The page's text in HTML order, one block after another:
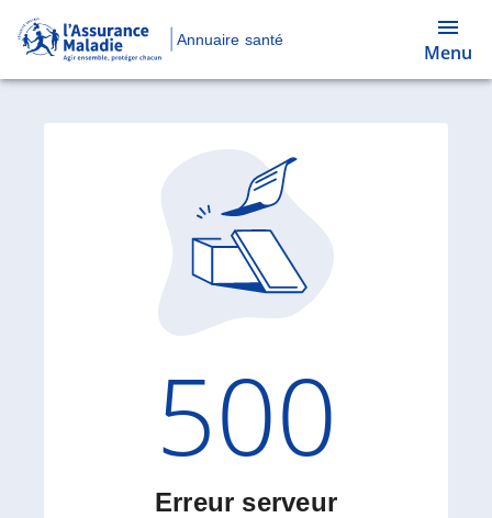
Annuaire santé
Menu
Code
500
Erreur serveur